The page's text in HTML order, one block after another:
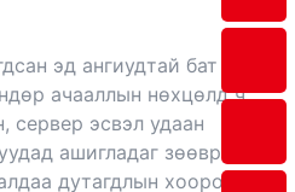
эд ангиудтай бат бөх
ачааллын нөхцөлд ч
байдлыг
сервер эсвэл удаан
ашигладаг зөөврийн
дутагдлын хоорондох